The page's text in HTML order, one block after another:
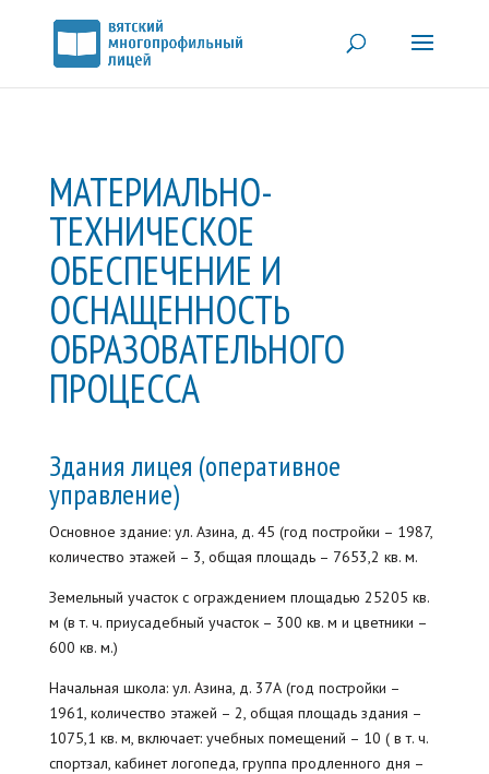
МАТЕРИАЛЬНО-
ТЕХНИЧЕСКОЕ
ОБЕСПЕЧЕНИЕ И
ОСНАЩЕННОСТЬ
ОБРАЗОВАТЕЛЬНОГО
ПРОЦЕССА
Здания лицея (оперативное
управление)
Основное здание: ул. Азина, д. 45 (год постройки – 1987,
количество этажей – 3, общая площадь – 7653,2 кв. м.
Земельный участок с ограждением площадью 25205 кв.
м (в т. ч. приусадебный участок – 300 кв. м и цветники –
600 кв. м.)
Начальная школа: ул. Азина, д. 37А (год постройки –
1961, количество этажей – 2, общая площадь здания –
1075,1 кв. м, включает: учебных помещений – 10 ( в т. ч.
спортзал, кабинет логопеда, группа продленного дня –